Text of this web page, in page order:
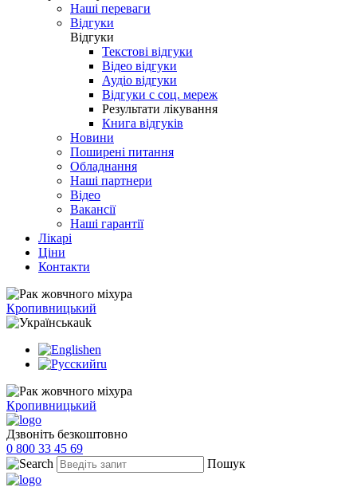
Наші переваги
Відгуки
Відгуки
Текстові відгуки
Відео відгуки
Аудіо відгуки
Відгуки с соц. мереж
Результати лікування
Книга відгуків
Новини
Поширені питання
Обладнання
Наші партнери
Відео
Вакансії
Наші гарантії
Лікарі
Ціни
Контакти
Кропивницький
uk
en
ru
Кропивницький
Дзвоніть безкоштовно
0 800 33 45 69
Пошук